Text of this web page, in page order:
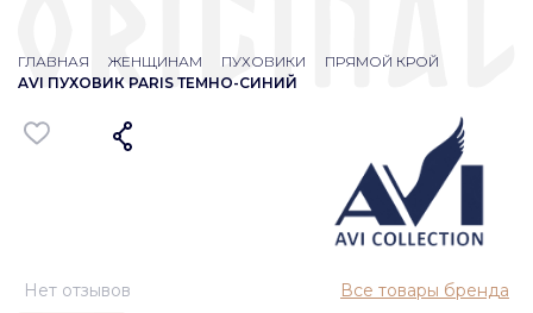
ГЛАВНАЯ ЖЕНЩИНАМ ПУХОВИКИ
ПРЯМОЙ КРОЙ
AVI ПУХОВИК PARIS ТЕМНО-СИНИЙ
Нет отзывов
Все товары бренда